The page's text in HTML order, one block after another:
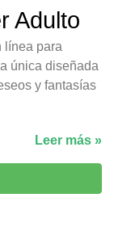
Adulto
línea para
única diseñada
y fantasías
Leer más »